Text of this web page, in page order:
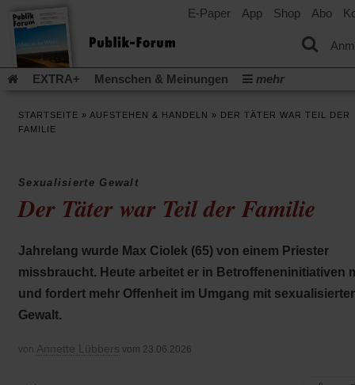
E-Paper App Shop Abo
EXTRA+ Menschen & Meinungen
mehr
Aufstehen & Handeln
Leserinitiative Publik-Forum e.V.
Urlaub und Nichtstun(Öffnet
neuen
Tab)
Gefährlicher Reichtum(Öffnet
neuen
Tab)
Krieg in
in
neuen
Tab)
Krieg und Frieden(Öffnet
in
neuen
Gott neu denken Krieg in der Ukraine
in
Flucht und Migration
Video-Podcast »Veranstaltungen«
Podcast »Veranstaltungen«
Schriftgröße ändern:
STARTSEITE » AUFSTEHEN & HANDELN » DER TÄTER WAR TEIL DER
FAMILIE
Sexualisierte Gewalt
Der Täter war Teil der Familie
Jahrelang wurde Max Ciolek (65) von einem Priester
missbraucht. Heute arbeitet er in Betroffeneninitiativen
und fordert mehr Offenheit im Umgang mit sexualisierter
Gewalt.
von Annette Lübbers vom 23.06.2026